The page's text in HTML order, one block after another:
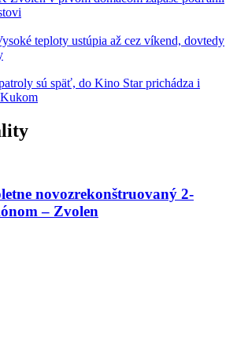
teploty ustúpia až cez víkend, dovtedy
sú späť, do Kino Star prichádza i
novozrekonštruovaný 2-
– Zvolen